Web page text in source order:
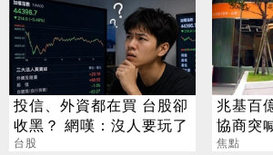
投信、外資都在買 台股卻
收黑？ 網嘆：沒人要玩了
台股
兆基百
協商突
遭檢調
焦點